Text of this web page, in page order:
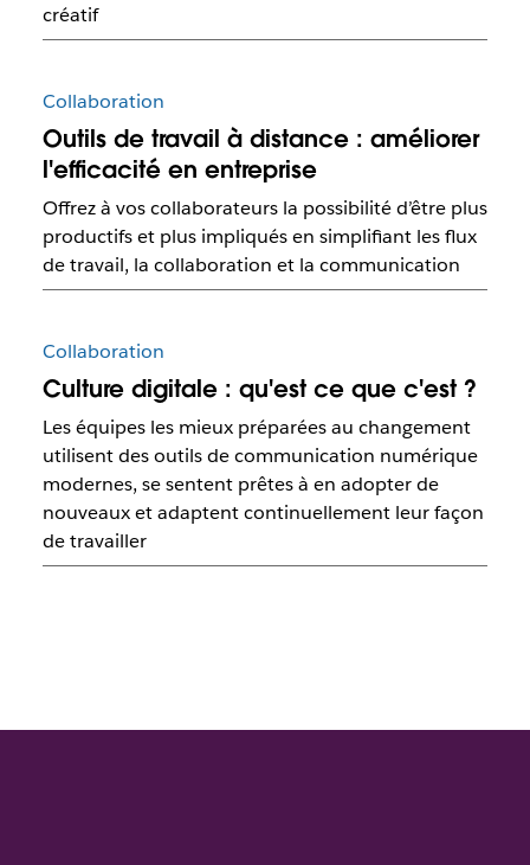
créatif
Collaboration
Outils de travail à distance : améliorer
l'efficacité en entreprise
Offrez à vos collaborateurs la possibilité d’être plus
productifs et plus impliqués en simplifiant les flux
de travail, la collaboration et la communication
Collaboration
Culture digitale : qu'est ce que c'est ?
Les équipes les mieux préparées au changement
utilisent des outils de communication numérique
modernes, se sentent prêtes à en adopter de
nouveaux et adaptent continuellement leur façon
de travailler